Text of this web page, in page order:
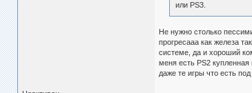
или PS3.
Не нужно столько
прогресааа как железа
системе, да и хороший
меня есть PS2
даже те игры что есть